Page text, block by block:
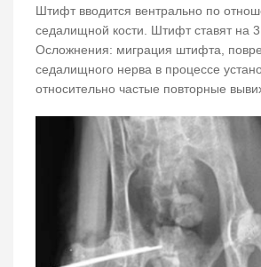
Штифт вводится вентрально по
седалищной кости. Штифт ставят на 3
Осложнения: миграция штифта,
седалищного нерва в процессе
относительно частые повторные